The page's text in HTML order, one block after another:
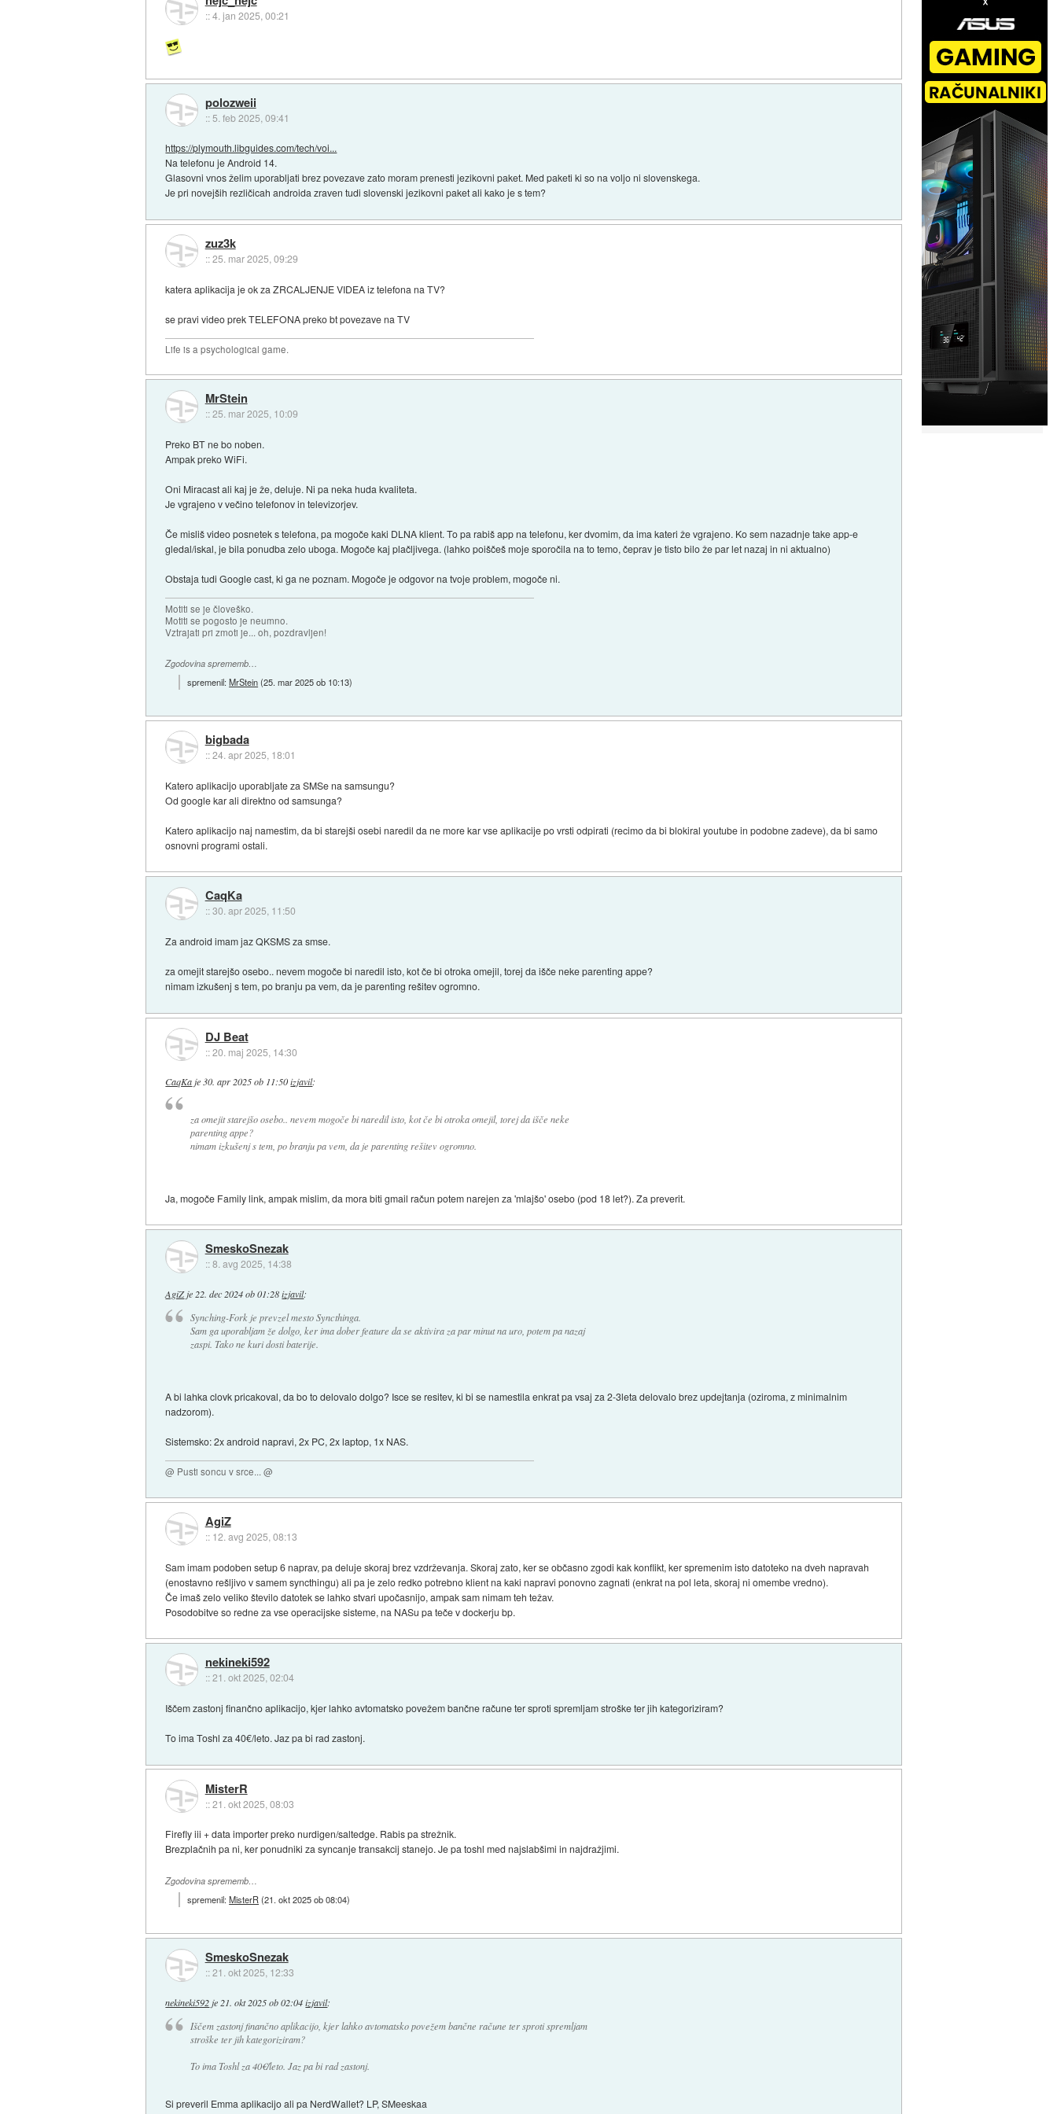
::4. jan 2025, 00:21
polozweii
:: 5. feb 2025, 09:41
https://plymouth.libguides.com/tech/voi...
Na telefonu je Android 14.
Glasovni vnos želim uporabljati brez povezave zato moram prenesti jezikovni paket. Med paketi ki so na voljo ni slovenskega.
Je pri novejših rezličicah androida zraven tudi slovenski jezikovni paket ali kako je s tem?
zuz3k
::25. mar 2025, 09:29
katera aplikacija je ok za ZRCALJENJE VIDEA iz telefona na TV?
se pravi video prek TELEFONA preko bt povezave na TV
Life is a psychological game.
MrStein
::25. mar 2025, 10:09
Preko BT ne bo noben.
Ampak preko WiFi.
Oni Miracast ali kaj je že, deluje. Ni pa neka huda kvaliteta.
Je vgrajeno v večino telefonov in televizorjev.
Če misliš video posnetek s telefona, pa mogoče kaki DLNA klient. To pa rabiš app na telefonu, ker dvomim, da ima kateri že vgrajeno. Ko sem nazadnje take app-e
gledal/iskal, je bila ponudba zelo uboga. Mogoče kaj plačljivega. (lahko poiščeš moje sporočila na to temo, čeprav je tisto bilo že par let nazaj in ni aktualno)
Obstaja tudi Google cast, ki ga ne poznam. Mogoče je odgovor na tvoje problem, mogoče ni.
Motiti se je človeško.
Motiti se pogosto je neumno.
Vztrajati pri zmoti je... oh, pozdravljen!
Zgodovina sprememb…
spremenil:MrStein(25. mar 2025 ob 10:13)
bigbada
::24. apr 2025, 18:01
Katero aplikacijo uporabljate za SMSe na samsungu?
Od google kar ali direktno od samsunga?
Katero aplikacijo naj namestim, da bi starejši osebi naredil da ne more kar vse aplikacije po vrsti odpirati (recimo da bi blokiral youtube in podobne zadeve), da bi samo
osnovni programi ostali.
CaqKa
::30. apr 2025, 11:50
Za android imam jaz QKSMS za smse.
za omejit starejšo osebo.. nevem mogoče bi naredil isto, kot če bi otroka omejil, torej da išče neke parenting appe?
nimam izkušenj s tem, po branju pa vem, da je parenting rešitev ogromno.
DJ Beat
::20. maj 2025, 14:30
CaqKaje30. apr 2025 ob 11:50 izjavil:
za omejit starejšo osebo.. nevem mogoče bi naredil isto, kot če bi otroka omejil, torej da išče neke
parenting appe?
nimam izkušenj s tem, po branju pa vem, da je parenting rešitev ogromno.
Ja, mogoče Family link, ampak mislim, da mora biti gmail račun potem narejen za 'mlajšo' osebo (pod 18 let?). Za preverit.
SmeskoSnezak
::8. avg 2025, 14:38
AgiZje 22. dec 2024 ob 01:28 izjavil:
Synching-Fork je prevzel mesto Syncthinga.
Sam ga uporabljam že dolgo, ker ima dober feature da se aktivira za par minut na uro, potem pa nazaj
zaspi. Tako ne kuri dosti baterije.
A bi lahka clovk pricakoval, da bo to delovalo dolgo? Isce se resitev, ki bi se namestila enkrat pa vsaj za 2-3leta delovalo brez updejtanja (oziroma, z minimalnim
nadzorom).
Sistemsko: 2x android napravi, 2x PC, 2x laptop, 1x NAS.
@ Pusti soncu v srce... @
AgiZ
:: 12. avg 2025, 08:13
Sam imam podoben setup 6 naprav, pa deluje skoraj brez vzdrževanja. Skoraj zato, ker se občasno zgodi kak konflikt, ker spremenim isto datoteko na dveh napravah
(enostavno rešljivo v samem syncthingu) ali pa je zelo redko potrebno klient na kaki napravi ponovno zagnati (enkrat na pol leta, skoraj ni omembe vredno).
Če imaš zelo veliko število datotek se lahko stvari upočasnijo, ampak sam nimam teh težav.
Posodobitve so redne za vse operacijske sisteme, na NASu pa teče v dockerju bp.
nekineki592
::21. okt 2025, 02:04
Iščem zastonj finančno aplikacijo, kjer lahko avtomatsko povežem bančne račune ter sproti spremljam stroške ter jih kategoriziram?
To ima Toshl za 40€/leto. Jaz pa bi rad zastonj.
MisterR
::21. okt 2025, 08:03
Firefly iii + data importer preko nurdigen/saltedge. Rabis pa strežnik.
Brezplačnih pa ni, ker ponudniki za syncanje transakcij stanejo. Je pa toshl med najslabšimi in najdražjimi.
Zgodovina sprememb…
spremenil:MisterR(21. okt 2025 ob 08:04)
SmeskoSnezak
::21. okt 2025, 12:33
nekineki592 je 21. okt 2025 ob 02:04 izjavil:
Iščem zastonj finančno aplikacijo, kjer lahko avtomatsko povežem bančne račune ter sproti spremljam
stroške ter jih kategoriziram?
To ima Toshl za 40€/leto. Jaz pa bi rad zastonj.
Si preveril Emma aplikacijo ali pa NerdWallet? LP, SMeeskaa